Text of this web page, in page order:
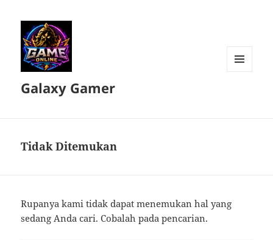
Galaxy Gamer
Tidak Ditemukan
Rupanya kami tidak dapat menemukan hal yang
sedang Anda cari. Cobalah pada pencarian.